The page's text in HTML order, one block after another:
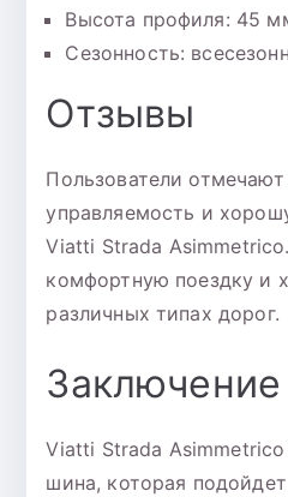
Высота профиля: 45
Сезонность:
Отзывы
Пользователи
управляемость и
Viatti Strada
комфортную поездку и
различных типах дорог.
Заключение
Viatti Strada
шина, которая